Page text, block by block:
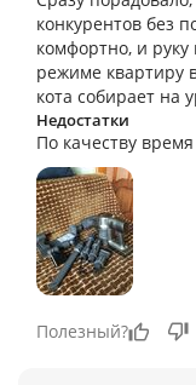
конкурентов без
комфортно, и руку
режиме квартиру
кота собирает на
щётке с коврами
Недостатки
По качеству
Полезный?